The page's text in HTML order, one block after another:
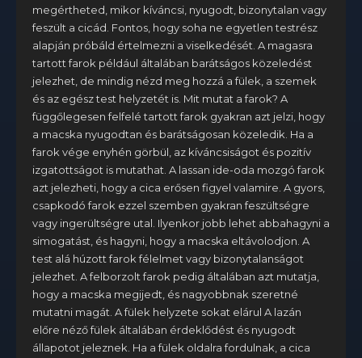
megértheted, mikor kíváncsi, nyugodt, bizonytalan vagy
feszült a cicád. Fontos, hogy soha ne egyetlen testrész
alapján próbáld értelmezni a viselkedését. A magasra
tartott farok például általában barátságos közeledést
jelezhet, de mindig nézd meg hozzá a fülek, a szemek
és az egész test helyzetét is. Mit mutat a farok? A
függőlegesen felfelé tartott farok gyakran azt jelzi, hogy
a macska nyugodtan és barátságosan közeledik. Ha a
farok vége enyhén görbül, az kíváncsiságot és pozitív
izgatottságot is mutathat. A lassan ide-oda mozgó farok
azt jelezheti, hogy a cica erősen figyel valamire. A gyors,
csapkodó farok ezzel szemben gyakran feszültségre
vagy ingerültségre utal. Ilyenkor jobb lehet abbahagyni a
simogatást, és hagyni, hogy a macska eltávolodjon. A
test alá húzott farok félelmet vagy bizonytalanságot
jelezhet. A felborzolt farok pedig általában azt mutatja,
hogy a macska megijedt, és nagyobbnak szeretné
mutatni magát. A fülek helyzete sokat elárul A lazán
előre néző fülek általában érdeklődést és nyugodt
állapotot jeleznek. Ha a fülek oldalra fordulnak, a cica